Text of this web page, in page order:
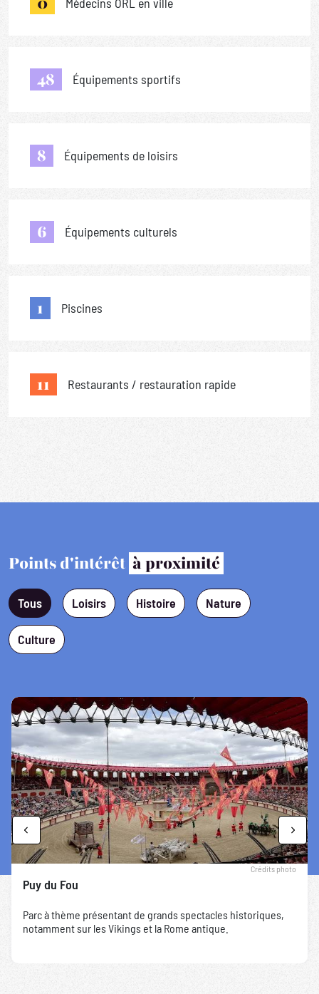
48 Équipements sportifs
8 Équipements de loisirs
6 Équipements culturels
1 Piscines
11 Restaurants / restauration rapide
Points d'intérêt à proximité
Tous Loisirs Histoire Nature
Culture
Crédits photo
Puy du Fou
Parc à thème présentant de grands spectacles historiques,
notamment sur les Vikings et la Rome antique.
Previous Next